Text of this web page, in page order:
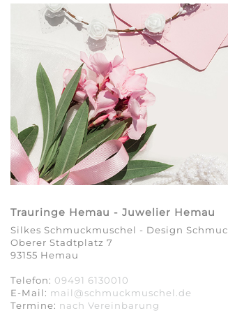
Trauringe Hemau - Juwelier Hemau
Silkes Schmuckmuschel - Design
Oberer Stadtplatz 7
93155 Hemau
Telefon: 09491 6130010
E-Mail: mail@schmuckmuschel.de
Termine: nach Vereinbarung​​​​​​​